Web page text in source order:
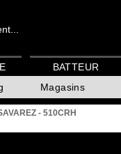
Magasins
BATTEUR
- 510CRH